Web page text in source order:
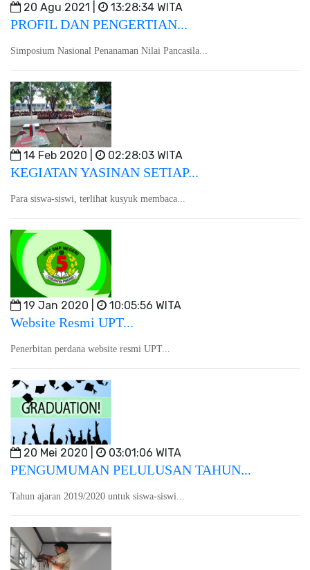
20 Agu 2021 | 13:28:34 WITA
PROFIL DAN PENGERTIAN...
Simposium Nasional Penanaman Nilai Pancasila...
14 Feb 2020 | 02:28:03 WITA
KEGIATAN YASINAN SETIAP...
Para siswa-siswi, terlihat kusyuk membaca...
19 Jan 2020 | 10:05:56 WITA
Website Resmi UPT...
Penerbitan perdana website resmi UPT...
20 Mei 2020 | 03:01:06 WITA
PENGUMUMAN PELULUSAN TAHUN...
Tahun ajaran 2019/2020 untuk siswa-siswi...